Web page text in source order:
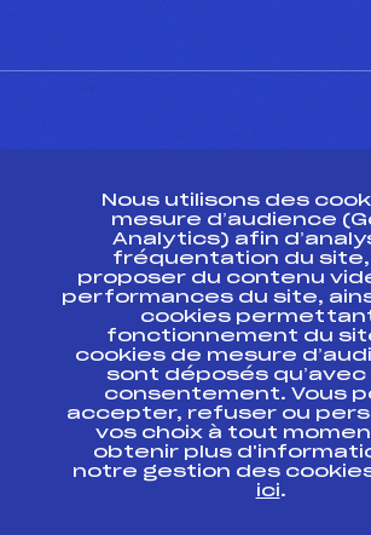
Ressources
Pass’Neige
Projet sportif fédéral
Projet de performance
Antidopage
Pôle Développement,
Scientifique
Listes ministérielles
Pôle vie de l’athlète
Enseignement professionnel
Nous utilisons des
mesure d’audience
Analytics) afin
fréquentation du site,
proposer du contenu
performances du site,
cookies
fonctionnement du
cookies de mesure
sont déposés
consentement. Vous
accepter, refuser ou
vos choix à tout
obtenir plus
notre gestion des
ici.